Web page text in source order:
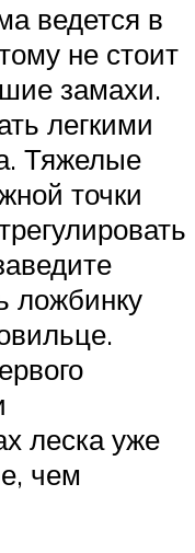
ведется в
не стоит
замахи.
легкими
Тяжелые
точки
ложбинку
леска уже
чем